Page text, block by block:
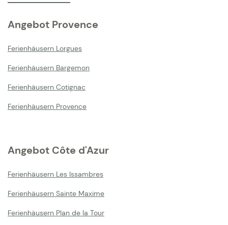
Angebot Provence
Ferienhäusern Lorgues
Ferienhäusern Bargemon
Ferienhäusern Cotignac
Ferienhäusern Provence
Angebot Côte d'Azur
Ferienhäusern Les Issambres
Ferienhäusern Sainte Maxime
Ferienhäusern Plan de la Tour